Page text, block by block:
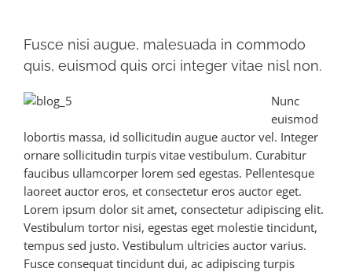
Fusce nisi augue, malesuada in commodo
quis, euismod quis orci integer vitae nisl non.
Nunc
euismod
lobortis massa, id sollicitudin augue auctor vel. Integer
ornare sollicitudin turpis vitae vestibulum. Curabitur
faucibus ullamcorper lorem sed egestas. Pellentesque
laoreet auctor eros, et consectetur eros auctor eget.
Lorem ipsum dolor sit amet, consectetur adipiscing elit.
Vestibulum tortor nisi, egestas eget molestie tincidunt,
tempus sed justo. Vestibulum ultricies auctor varius.
Fusce consequat tincidunt dui, ac adipiscing turpis